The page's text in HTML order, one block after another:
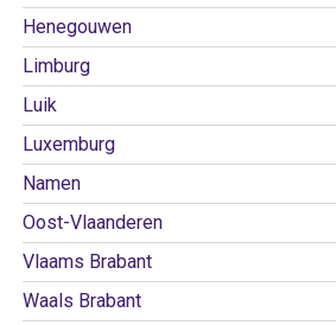
Henegouwen
Limburg
Luik
Luxemburg
Namen
Oost-Vlaanderen
Vlaams Brabant
Waals Brabant